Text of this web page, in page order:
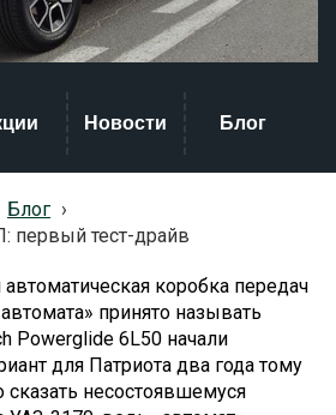
Новости Блог
Блог ›
первый тест-драйв
коробка передач
принято называть
Powerglide 6L50 начали
для Патриота два года тому
сказать несостоявшемуся